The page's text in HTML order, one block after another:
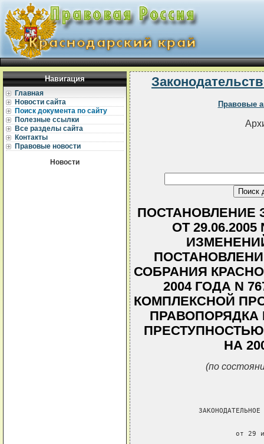
Навигация
Главная
Новости сайта
Поиск документа по сайту
Полезные ссылки
Все разделы сайта
Контакты
Правовые новости
Новости
Правовые
ПОСТАНОВЛЕНИЕ
ОТ
СОБРАНИЯ
2004 ГОДА N
КОМПЛЕКСНОЙ
НА
(по
от 29